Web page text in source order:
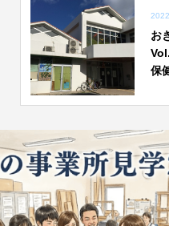
お
保